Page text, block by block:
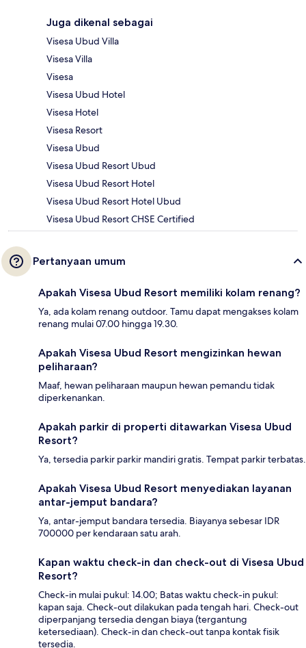
Juga dikenal sebagai
Visesa Ubud Villa
Visesa Villa
Visesa
Visesa Ubud Hotel
Visesa Hotel
Visesa Resort
Visesa Ubud
Visesa Ubud Resort Ubud
Visesa Ubud Resort Hotel
Visesa Ubud Resort Hotel Ubud
Visesa Ubud Resort CHSE Certified
Pertanyaan umum
Apakah Visesa Ubud Resort memiliki kolam renang?
Ya, ada kolam renang outdoor. Tamu dapat mengakses kolam
renang mulai 07.00 hingga 19.30.
Apakah Visesa Ubud Resort mengizinkan hewan
peliharaan?
Maaf, hewan peliharaan maupun hewan pemandu tidak
diperkenankan.
Apakah parkir di properti ditawarkan Visesa Ubud
Resort?
Ya, tersedia parkir parkir mandiri gratis. Tempat parkir terbatas.
Apakah Visesa Ubud Resort menyediakan layanan
antar-jemput bandara?
Ya, antar-jemput bandara tersedia. Biayanya sebesar IDR
700000 per kendaraan satu arah.
Kapan waktu check-in dan check-out di Visesa Ubud
Resort?
Check-in mulai pukul: 14.00; Batas waktu check-in pukul:
kapan saja. Check-out dilakukan pada tengah hari. Check-out
diperpanjang tersedia dengan biaya (tergantung
ketersediaan). Check-in dan check-out tanpa kontak fisik
tersedia.